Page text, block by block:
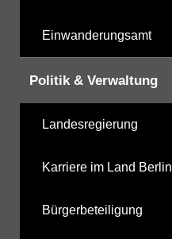
Einwanderungsamt
Politik & Verwaltung
Landesregierung
Karriere im Land Berlin
Bürgerbeteiligung